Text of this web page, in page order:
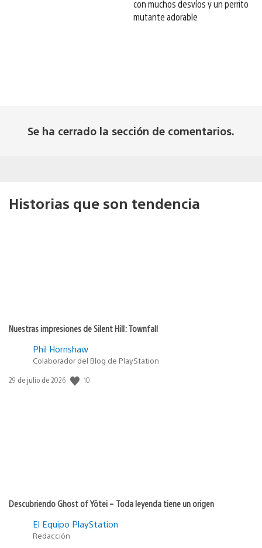
con muchos desvíos y un perrito
mutante adorable
Se ha cerrado la sección de comentarios.
Historias que son tendencia
Nuestras impresiones de Silent Hill: Townfall
Phil Hornshaw
Colaborador del Blog de PlayStation
Fecha
29 de julio de 2026 10
Descubriendo Ghost of Yōtei – Toda leyenda tiene un origen
El Equipo PlayStation
Redacción